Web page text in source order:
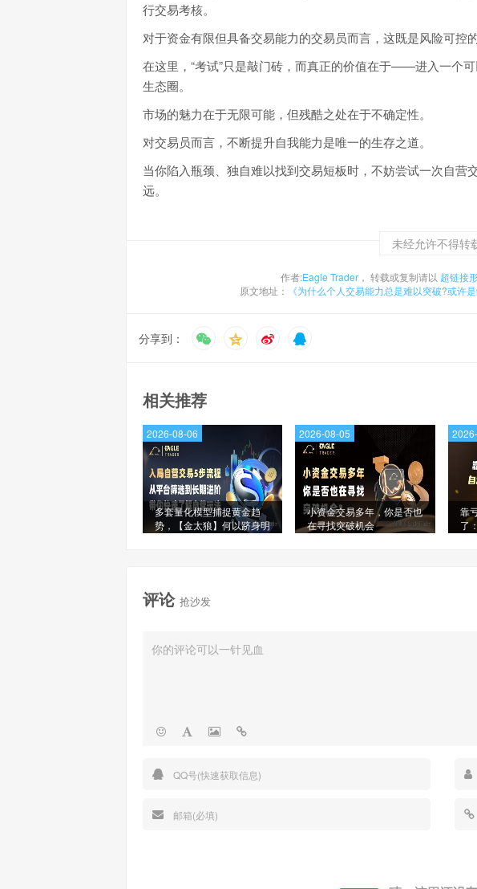
行交易考核。
对于资金有限但具备交易能力的交易员而言，这既是风险可控
在这里，“考试”只是敲门砖，而真正的价值在于——进入一个
生态圈。
市场的魅力在于无限可能，但残酷之处在于不确定性。
对交易员而言，不断提升自我能力是唯一的生存之道。
当你陷入瓶颈、独自难以找到交易短板时，不妨尝试一次自
远。
未经允许不得转
作者:Eagle Trader ， 转载或复制请以 超链接
原文地址：
《为什么个人交易能力总是难以突破?或许
分享到：
相关推荐
多套量化模型捕捉黄金趋
势，【金太狼】何以跻身明
2026-08-06
小资金交易多年，你是否也
在寻找突破机会
2026-08-05
靠
了
评论 抢沙发